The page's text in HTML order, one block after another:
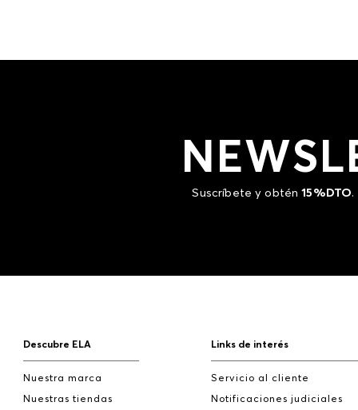
Suscríbete y obtén15%DTO.
Descubre ELA
Nuestra marca
Nuestras tiendas
Links de interés
Servicio al cliente
Notificaciones judiciales